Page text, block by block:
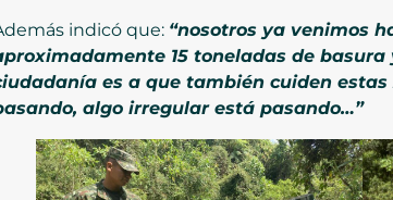
indicó que: “nosotros ya venimos
15 toneladas de
es a que también cuiden
algo irregular está pasando…”